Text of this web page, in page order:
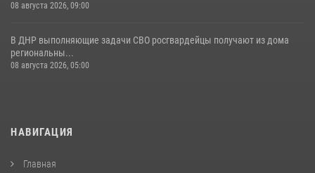
08 августа 2026, 09:00
В ДНР выполняющие задачи СВО росгвардейцы получают из дома
региональны...
08 августа 2026, 05:00
НАВИГАЦИЯ
Главная